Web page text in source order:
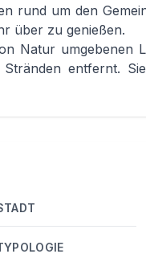
rund um den
über zu genießen.
Natur umgebenen
entfernt.